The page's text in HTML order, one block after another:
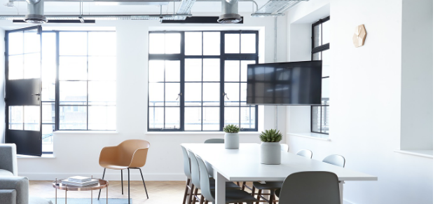
DISTANCE DE L'AÉROPORT :
ECOLES ET CRÈCHES
MÉDECINS